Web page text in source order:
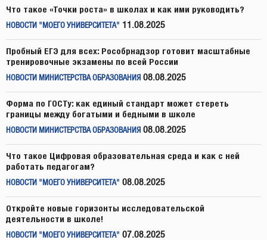
Что такое «Точки роста» в школах и как ими руководить?
НОВОСТИ "МОЕГО УНИВЕРСИТЕТА" 11.08.2025
Пробный ЕГЭ для всех: Рособрнадзор готовит масштабные
тренировочные экзамены по всей России
НОВОСТИ МИНИСТЕРСТВА ОБРАЗОВАНИЯ 08.08.2025
Форма по ГОСТу: как единый стандарт может стереть
границы между богатыми и бедными в школе
НОВОСТИ МИНИСТЕРСТВА ОБРАЗОВАНИЯ 08.08.2025
Что такое Цифровая образовательная среда и как с ней
работать педагогам?
НОВОСТИ "МОЕГО УНИВЕРСИТЕТА" 08.08.2025
Откройте новые горизонты исследовательской
деятельности в школе!
НОВОСТИ "МОЕГО УНИВЕРСИТЕТА" 07.08.2025